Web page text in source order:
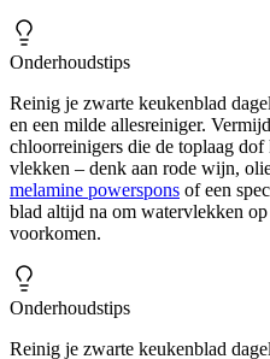
Onderhoudstips
Reinig je zwarte keukenblad
en een milde allesreiniger.
chloorreinigers die de toplaag
vlekken – denk aan rode wijn,
melamine powerspons of een
blad altijd na om watervlekken
voorkomen.
Onderhoudstips
Reinig je zwarte keukenblad